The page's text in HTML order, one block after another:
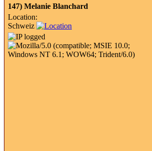
147) Melanie Blanchard
Location:
Schweiz